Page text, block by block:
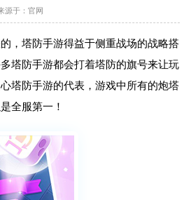
源于：官网
，塔防手游得益于侧重战场的战略搭
塔防手游都会打着塔防的旗号来让玩
塔防手游的代表，游戏中所有的炮塔
全服第一！